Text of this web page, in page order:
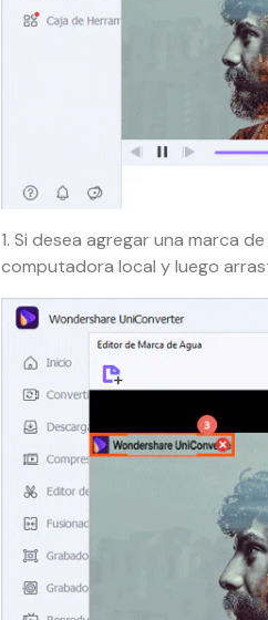
1. Si desea agregar una marca
computadora local y luego